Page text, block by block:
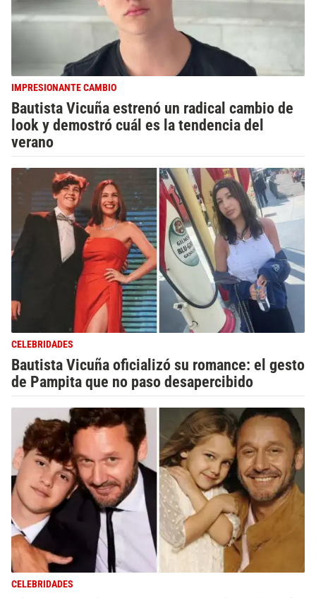
IMPRESIONANTE CAMBIO
Bautista Vicuña estrenó un radical cambio de
look y demostró cuál es la tendencia del
verano
CELEBRIDADES
Bautista Vicuña oficializó su romance: el gesto
de Pampita que no paso desapercibido
CELEBRIDADES